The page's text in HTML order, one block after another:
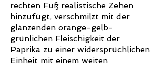
rechten Fuß realistische Zehen
hinzufügt, verschmilzt mit der
glänzenden orange-gelb-
grünlichen Fleischigkeit der
Paprika zu einer widersprüchlichen
Einheit mit einem weiten